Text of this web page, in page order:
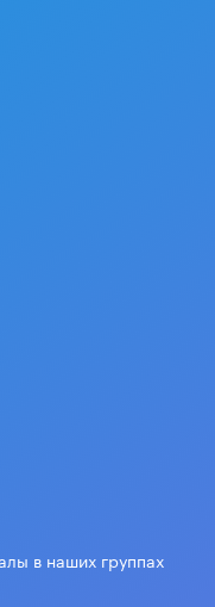
в наших группах